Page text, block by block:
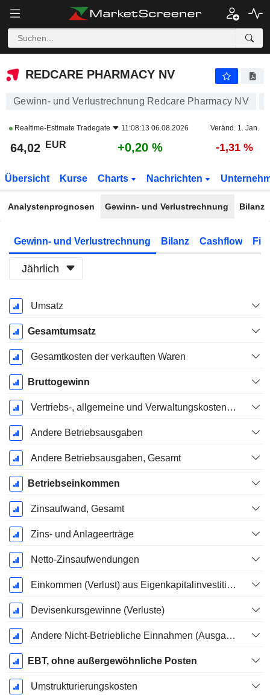
REDCARE PHARMACY NV
REDCARE PHARMACY NV
Gewinn- und Verlustrechnung Redcare Pharmacy NV
Realtime-Estimate Tradegate 11:08:13 06.08.2026 Veränd. 1. Jan.
64,02 EUR +0,20 % -1,31 %
Übersicht Kurse Charts Nachrichten
Analystenprognosen Gewinn- und Verlustrechnung Bilanz
Gewinn- und Verlustrechnung Bilanz Cashflow
Jährlich
Ende d.
Geschäftsjahres:
Dezember
Umsatz
Gesamtumsatz
Gesamtkosten der verkauften Waren
Bruttogewinn
Vertriebs-, allgemeine und Verwaltungskosten, Gesamt
Andere Betriebsausgaben
Andere Betriebsausgaben, Gesamt
Betriebseinkommen
Zinsaufwand, Gesamt
Zins- und Anlageerträge
Netto-Zinsaufwendungen
Einkommen (Verlust) aus Eigenkapitalinvestitionen.
Devisenkursgewinne (Verluste)
Andere Nicht-Betriebliche Einnahmen (Ausgaben)
EBT, ohne außergewöhnliche Posten
Umstrukturierungskosten